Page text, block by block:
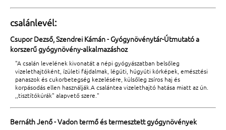
csalánlevél:
Csupor Dezső, Szendrei Kámán - Gyógynövénytár-Útmutató a
korszerű gyógynövény-alkalmazáshoz
"A csalán levelének kivonatát a népi gyógyászatban belsőleg
vizelethajtóként, ízületi fájdalmak, légúti, húgyúti kórképek, emésztési
panaszok és cukorbetegség kezelésére, külsőleg zsíros haj és
korpásodás ellen használják.A csalántea vizelethajtó hatása miatt az ún.
,,tisztítókúrák" alapvető szere."
Bernáth Jenő - Vadon termő és termesztett gyógynövények